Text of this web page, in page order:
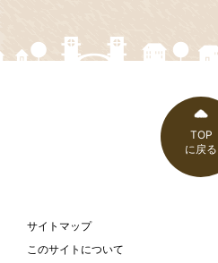
TOP
に戻る
サイトマップ
このサイトについて